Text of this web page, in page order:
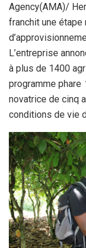
Agency(AMA)/
franchit une étape
L’entreprise
à plus de 1400
programme phare
novatrice de cinq
conditions de vie